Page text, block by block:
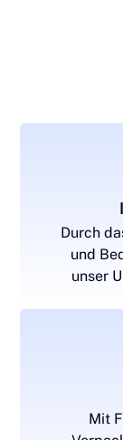
Durch
und
unser
Mit